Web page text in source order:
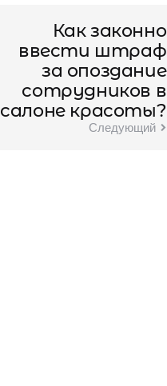
Как законно
ввести штраф
за опоздание
сотрудников в
салоне красоты?
Следующий